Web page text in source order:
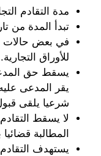
مدة التقادم
تبدأ المدة من
للأوراق التجارية.
يسقط حق المدعي
يقر المدعى عليه
شرعيا يلقى قبول
لا يسقط التقادم
المطالبة قضائيا به.
يستهدف التقادم